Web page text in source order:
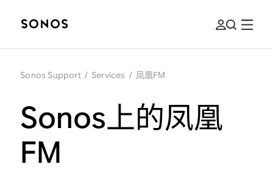
Sonos Support / Services / 凤凰FM
Sonos上的凤凰
FM